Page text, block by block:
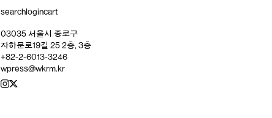
searchlogincart
03035 서울시 종로구
자하문로19길 25 2층, 3층
+82-2-6013-3246
wpress@wkrm.kr